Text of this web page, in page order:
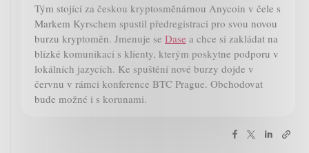
Tým stojící za českou kryptosměnárnou Anycoin v čele s
Markem Kyrschem spustil předregistraci pro svou novou
burzu kryptoměn. Jmenuje se Dase a chce si zakládat na
blízké komunikaci s klienty, kterým poskytne podporu v
lokálních jazycích. Ke spuštění nové burzy dojde v
červnu v rámci konference BTC Prague. Obchodovat
bude možné i s korunami.